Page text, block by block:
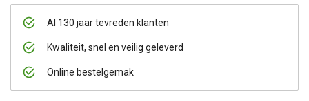
Al 130 jaar tevreden klanten
Kwaliteit, snel en veilig geleverd
Online bestelgemak